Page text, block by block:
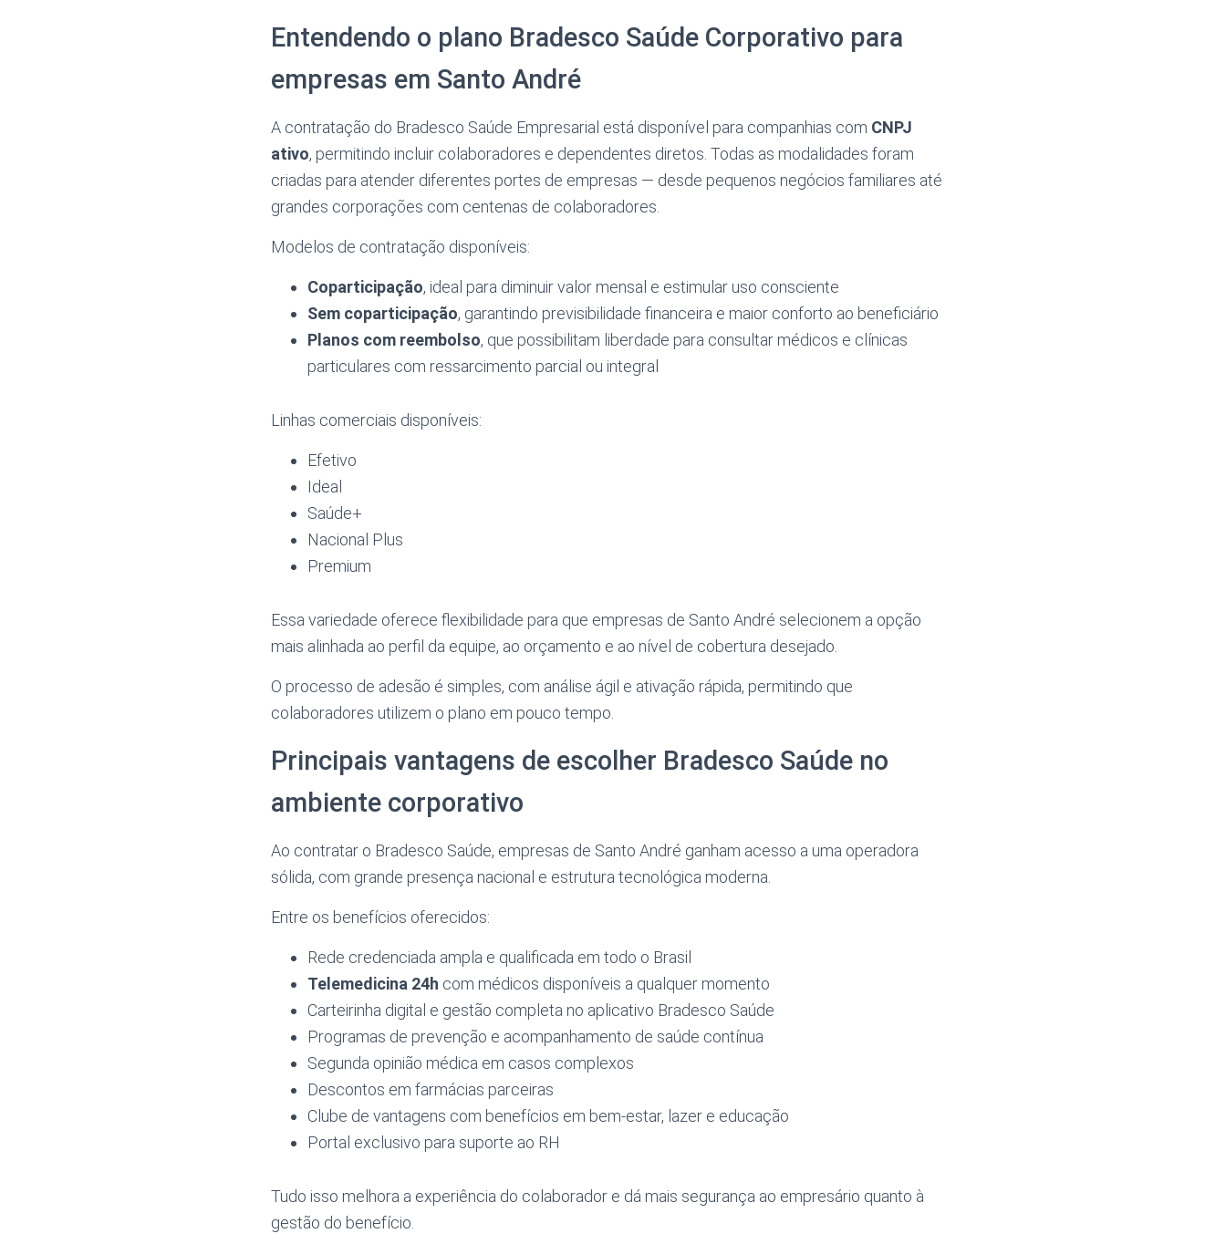
Entendendo o plano Bradesco Saúde Corporativo para
empresas em Santo André
A contratação do Bradesco Saúde Empresarial está disponível para companhias com CNPJ
ativo, permitindo incluir colaboradores e dependentes diretos. Todas as modalidades foram
criadas para atender diferentes portes de empresas — desde pequenos negócios familiares até
grandes corporações com centenas de colaboradores.
Modelos de contratação disponíveis:
Coparticipação, ideal para diminuir valor mensal e estimular uso consciente
Sem coparticipação, garantindo previsibilidade financeira e maior conforto ao beneficiário
Planos com reembolso, que possibilitam liberdade para consultar médicos e clínicas
particulares com ressarcimento parcial ou integral
Linhas comerciais disponíveis:
Efetivo
Ideal
Saúde+
Nacional Plus
Premium
Essa variedade oferece flexibilidade para que empresas de Santo André selecionem a opção
mais alinhada ao perfil da equipe, ao orçamento e ao nível de cobertura desejado.
O processo de adesão é simples, com análise ágil e ativação rápida, permitindo que
colaboradores utilizem o plano em pouco tempo.
Principais vantagens de escolher Bradesco Saúde no
ambiente corporativo
Ao contratar o Bradesco Saúde, empresas de Santo André ganham acesso a uma operadora
sólida, com grande presença nacional e estrutura tecnológica moderna.
Entre os benefícios oferecidos:
Rede credenciada ampla e qualificada em todo o Brasil
Telemedicina 24h com médicos disponíveis a qualquer momento
Carteirinha digital e gestão completa no aplicativo Bradesco Saúde
Programas de prevenção e acompanhamento de saúde contínua
Segunda opinião médica em casos complexos
Descontos em farmácias parceiras
Clube de vantagens com benefícios em bem-estar, lazer e educação
Portal exclusivo para suporte ao RH
Tudo isso melhora a experiência do colaborador e dá mais segurança ao empresário quanto à
gestão do benefício.